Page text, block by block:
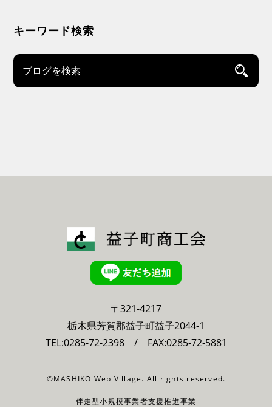
キーワード検索
〒321-4217
栃木県芳賀郡益子町益子2044-1
TEL:0285-72-2398/ FAX:0285-72-5881
©MASHIKO Web Village. All rights reserved.
伴走型小規模事業者支援推進事業